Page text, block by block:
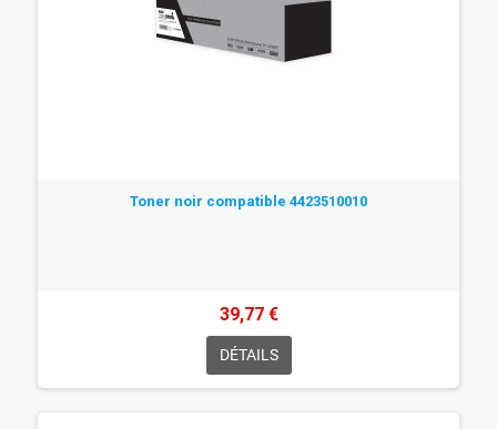
Toner noir compatible 4423510010
39,77 €
DÉTAILS